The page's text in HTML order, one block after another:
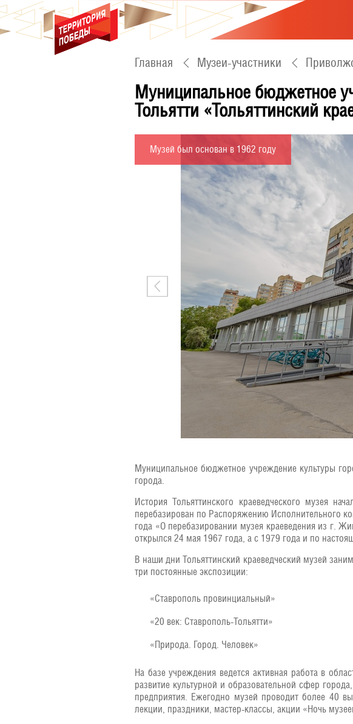
Главная Музеи-участники
Муниципальное бюджетное
Тольятти «Тольяттинский
Музей был основан в 1962 году
Муниципальное бюджетное учреждение культуры
города.
История Тольяттинского краеведческого музея
перебазирован по Распоряжению Исполнительного
года «О перебазировании музея краеведения из г.
открылся 24 мая 1967 года, а с 1979 года и по
В наши дни Тольяттинский краеведческий музей
три постоянные экспозиции:
«Ставрополь провинциальный»
«20 век: Ставрополь-Тольятти»
«Природа. Город. Человек»
На базе учреждения ведется активная работа в
развитие культурной и образовательной сфер
предприятия. Ежегодно музей проводит более 40
лекции, праздники, мастер-классы, акции «Ночь